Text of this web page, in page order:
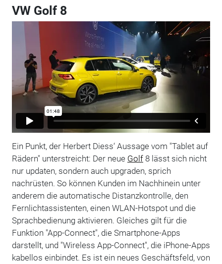
VW Golf 8
Ein Punkt, der Herbert Diess‘ Aussage vom "Tablet auf
Rädern" unterstreicht: Der neue Golf 8 lässt sich nicht
nur updaten, sondern auch upgraden, sprich
nachrüsten. So können Kunden im Nachhinein unter
anderem die automatische Distanzkontrolle, den
Fernlichtassistenten, einen WLAN-Hotspot und die
Sprachbedienung aktivieren. Gleiches gilt für die
Funktion "App-Connect", die Smartphone-Apps
darstellt, und "Wireless App-Connect", die iPhone-Apps
kabellos einbindet. Es ist ein neues Geschäftsfeld, von